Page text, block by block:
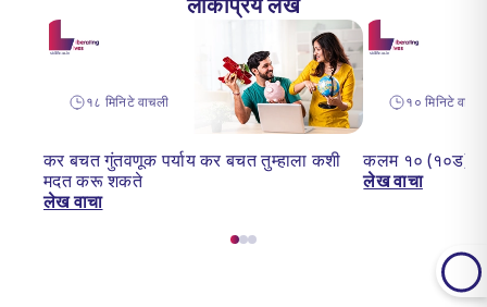
लोकप्रिय लेख
१८ मिनिटे वाचली
कर बचत गुंतवणूक पर्याय कर बचत तुम्हाला कशी
मदत करू शकते
लेख वाचा
१० मिनिटे
कलम १० (१०ड)
लेख वाचा